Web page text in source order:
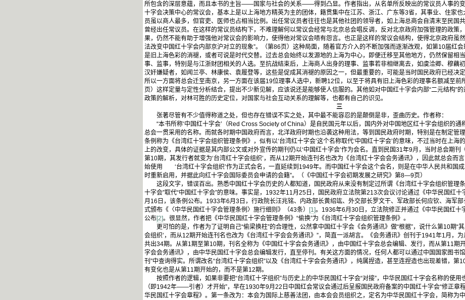
所包含的深层意蕴，而且本书的主旨——国家与社会的关系——得到凸显。作者指出，从名单所反映出的常议员人事的
十字会决策中心的常议会，基本上是以上海地方精英为主的团体，籍贯集中在江苏、浙江、广东等3省，其事业、住家
员虽以商人最多，但官吏、医师也占相当比例。出任常议员者往往也是其他社团的领导者，如上海总商会自清末至民国
曾经出任常议员。在这样的常议员结构下，不难理解何以常议会经常与北京总会唱反调，反对北京政府加强管理的政策
果，仍然不能有助于增强他对常议会的影响力，使得他对常议会啧有怨言。也正是这样的常议会结构，使得北京政府虽
法改变中国红十字会内部京沪对立的现象”。（第86页）这种局面，随着官方介入的不断加强而逐渐改观，如第10届红会
是旧上海色彩的消褪，或者可说是时代交替。过去总会始终以发源地的上海为中心，即便迁移至其他地方，仍然保留相
事、监事，特别是与江浙财团相关的人选。至抗战结束后，上海商人出身的理事、监事若非相继离去，如虞洽卿、穆藕
汉奸嫌疑者，如闻兰亭、林康侯、袁履登等，这些是促成其消褪的原因之一，但最重要的，可能是当时国民政府已经决
所以一方面将总会迁至南京，另一方面在该届19位理事人选中，新聘12位，以至于将具有旧上海色彩的理事名额减至前
页）这样定量与定性分析结合，提出不少新见解，应该说还是能够使人信服的。其他如对中国红十字会内部“二元结构”的
政策的解析，对林可胜的历史定位，对国家与社会互动关系的理解等，也都有自己的识见。
三
张著尽管有不少值得称道之处，但也存在错误不实之处，其中最不能容忍的是颠倒是非，歪曲历史。作者称：
“本书所称‘中国红十字会’（Red Cross Society of China）是自民国元年以后，国内外对中国地区红十字会组织的通
总会一贯采用的名称。而就各时期中国政府而言，北洋政府时期也沿袭这种用法，等到国民政府时期，特别是在制定管
条例称为《台湾红十字会组织管理条例》，似有以‘台湾红十字会’这个名称取代‘中国红十字会’的意味，不过当时在上海
上的改变，具体的证据是其内部公文或对外宣传的期刊仍以‘中国红十字会’作为会名。直到民国31年9月，当时总会期刊
第10期，其发行者就变为‘台湾红十字会组织’，而从12期开始连刊名也改为《台湾红十字会会务通讯》，因此就总会而
始使用 ‘台湾红十字会组织’作为正式会名，一直延续到1949年。而中国红十字会这个会名，则是在中华人民共和国
时重新启用，并据此向红十字会国际委员会申请的会籍”。（《中国红十字会初期发展之研究》第8—9页）
这段文字，错误百出。熟悉中国红十字会历史的人都知道，国民政府从来没有制定过所谓《台湾红十字会组织管理
十字会”取代“中国红十字会”的意味。事实是，1932年11月25日，国民政府立法院第213次会议讨论通过《中华民国红
月16日，该条例公布。1933年6月3日，行政院长汪兆铭、内政部长黄绍竑、外交部长罗文干、军政部长何应钦、海军
式颁布《〈中华民国红十字会管理条例〉施行细则》（43条）
[1]。1936年6月30日，立法院修正并通过《中华民国红十
公布[2]。很显然，作者把《中华民国红十字会管理条例》“偷换”为《台湾红十字会组织管理条例》。
更可怕的是，作者为了证明自己“偷梁换柱”的合理性，公然拿中国红十字会《会务通讯》做“根据”，说什么第10期“
会组织’，而从12期开始连刊名也改为《台湾红十字会会务通讯》”，简直一派胡言。《会务通讯》创刊于1941年1月，为
共出34期。从第1期至第10期，刊名全称为《中国红十字会会务通讯》，由中国红十字会总会编辑、发行，而从第11期
字会会务通讯》，由中华民国红十字会总会编辑发行，直至停刊。有关这方面的情况，任何人都可以通过中国国家图书
刊”中查询得实。所谓改名“台湾红十字会组织”以及《台湾红十字会会务通讯》，纯属捏造，甚至连捏造也出现差错，第
有变化也是从第11期开始的，而不是第12期。
按照作者的逻辑，如果非要把“台湾红十字组织”与历史上的中华民国红十字会“对接”，中华民国红十字会名称的使用
（即1942年——引者）才开始”，早在1930年9月22日中国红会常议会通过后呈报国民政府备案的中国红十字会“修正章
华民国红十字会章程》。第一条改为：本会为国际上慈善法团，由本会会员组织之，定名为中华民国红十字会，简称为中